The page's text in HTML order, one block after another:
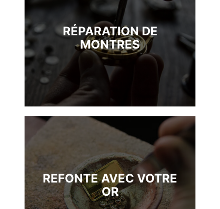
RÉPARATION DE
MONTRES
REFONTE AVEC VOTRE
OR